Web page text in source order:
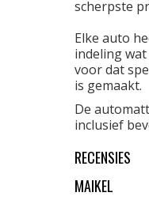
scherpste
Elke auto
indeling
voor dat
is gemaakt.
De
inclusief
RECENSIES
MAIKEL